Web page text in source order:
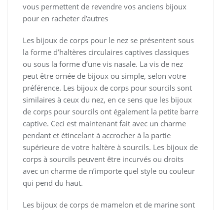
vous permettent de revendre vos anciens bijoux
pour en racheter d’autres
Les bijoux de corps pour le nez se présentent sous
la forme d’haltères circulaires captives classiques
ou sous la forme d’une vis nasale. La vis de nez
peut être ornée de bijoux ou simple, selon votre
préférence. Les bijoux de corps pour sourcils sont
similaires à ceux du nez, en ce sens que les bijoux
de corps pour sourcils ont également la petite barre
captive. Ceci est maintenant fait avec un charme
pendant et étincelant à accrocher à la partie
supérieure de votre haltère à sourcils. Les bijoux de
corps à sourcils peuvent être incurvés ou droits
avec un charme de n’importe quel style ou couleur
qui pend du haut.
Les bijoux de corps de mamelon et de marine sont